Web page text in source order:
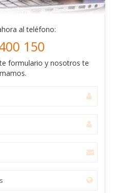
al teléfono:
150
formulario y nosotros te